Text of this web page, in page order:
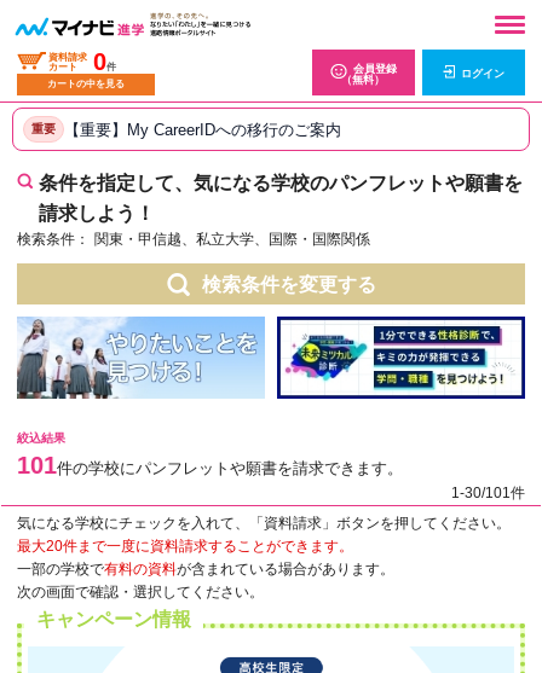
資料請求
カート
0件
カートの中を見る
会員登録
（無料）
ログイン
重要 【重要】My CareerIDへの移行のご案内
条件を指定して、気になる学校のパンフレットや願書を
請求しよう！
検索条件： 関東・甲信越、私立大学、国際・国際関係
検索条件を変更する
絞込結果
101件の学校にパンフレットや願書を請求できます。
1-30/101件
気になる学校にチェックを入れて、「資料請求」ボタンを押してください。
最大20件まで一度に資料請求することができます。
一部の学校で有料の資料が含まれている場合があります。
次の画面で確認・選択してください。
キャンペーン情報